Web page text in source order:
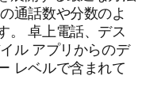
通話数や分数のよ
。 卓上電話、デス
ル アプリからのデ
レベルで含まれて